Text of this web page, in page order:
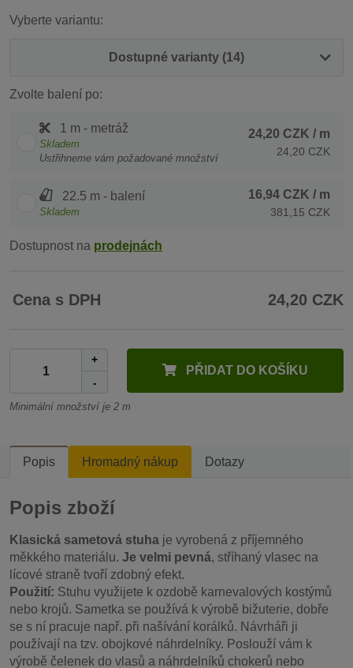
Vyberte variantu:
Dostupné varianty (14)
Zvolte balení po:
1 m - metráž
Skladem
Ustřihneme vám požadované množství
24,20 CZK / m
24,20 CZK
22.5 m - balení
Skladem
16,94 CZK / m
381,15 CZK
Dostupnost na prodejnách
Cena s DPH 24,20 CZK
+
-
PŘIDAT DO KOŠÍKU
Minimální množství je 2 m
Popis Hromadný nákup Dotazy
Popis zboží
Klasická sametová stuha je vyrobená z příjemného
měkkého materiálu. Je velmi pevná, stříhaný vlasec na
lícové straně tvoří zdobný efekt.
Použití: Stuhu využijete k ozdobě karnevalových kostýmů
nebo krojů. Sametka se používá k výrobě bižuterie, dobře
se s ní pracuje např. při našívání korálků. Návrháři ji
používají na tzv. obojkové náhrdelníky. Poslouží vám k
výrobě čelenek do vlasů a náhrdelníků chokerů nebo